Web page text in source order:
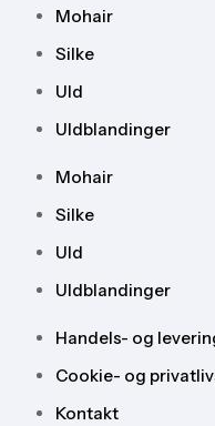
Mohair
Silke
Uld
Uldblandinger
Mohair
Silke
Uld
Uldblandinger
Handels- og
Cookie- og
Kontakt